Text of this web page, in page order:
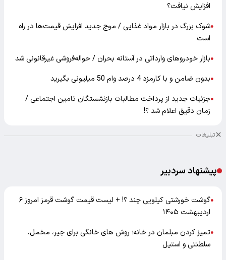
افزایش نیافت؟
●شوک بزرگ در بازار مواد غذایی / موج جدید افزایش قیمت‌ها در راه
است
●بازار خودرو‌های وارداتی در آستانه بحران / حواله‌فروشی غیرقانونی شد
●بدون ضامن و با کارمزد 4 درصد وام 50 میلیونی بگیرید
●جزئیات جدید از پرداخت مطالبات بازنشستگان تامین اجتماعی /
زمان دقیق اعلام شد ؟!
تبلیغات
پیشنهاد سردبیر
●
گوشت خورشتی کیلویی چند ؟! + لیست قیمت گوشت قرمز امروز ۶
اردیبهشت ۱۴۰۵
●تمیز کردن مبلمان در خانه؛ روش های خانگی برای جیر، مخمل،
سلطنتی و استیل